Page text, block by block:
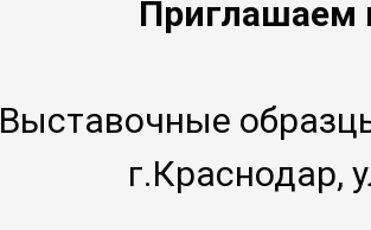
Приглашаем
Выставочные
г.Краснодар,